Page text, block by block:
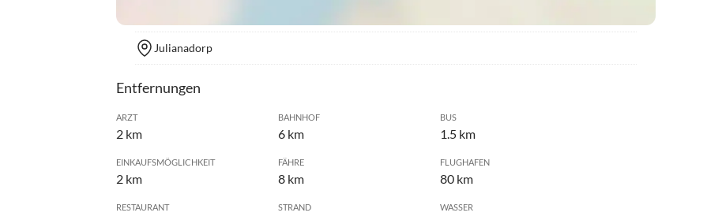
Julianadorp
Entfernungen
ARZT
2 km
BAHNHOF
6 km
BUS
1.5 km
EINKAUFSMÖGLICHKEIT
2 km
FÄHRE
8 km
FLUGHAFEN
80 km
RESTAURANT STRAND WASSER